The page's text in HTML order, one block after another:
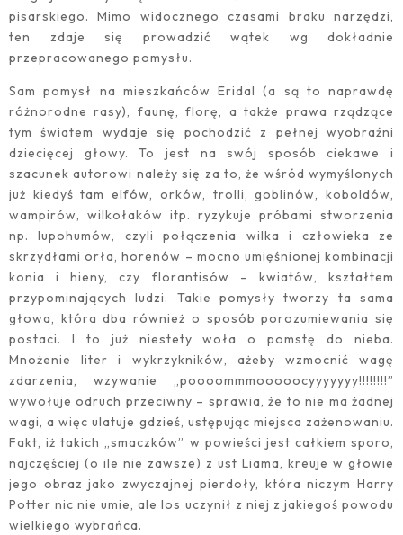
pisarskiego. Mimo widocznego czasami braku narzędzi,
ten zdaje się prowadzić wątek wg dokładnie
przepracowanego pomysłu.
Sam pomysł na mieszkańców Eridal (a są to naprawdę
różnorodne rasy), faunę, florę, a także prawa rządzące
tym światem wydaje się pochodzić z pełnej wyobraźni
dziecięcej głowy. To jest na swój sposób ciekawe i
szacunek autorowi należy się za to, że wśród wymyślonych
już kiedyś tam elfów, orków, trolli, goblinów, koboldów,
wampirów, wilkołaków itp. ryzykuje próbami stworzenia
np. lupohumów, czyli połączenia wilka i człowieka ze
skrzydłami orła, horenów – mocno umięśnionej kombinacji
konia i hieny, czy florantisów – kwiatów, kształtem
przypominających ludzi. Takie pomysły tworzy ta sama
głowa, która dba również o sposób porozumiewania się
postaci. I to już niestety woła o pomstę do nieba.
Mnożenie liter i wykrzykników, ażeby wzmocnić wagę
zdarzenia, wzywanie „poooommmooooocyyyyyyy!!!!!!!!”
wywołuje odruch przeciwny – sprawia, że to nie ma żadnej
wagi, a więc ulatuje gdzieś, ustępując miejsca zażenowaniu.
Fakt, iż takich „smaczków” w powieści jest całkiem sporo,
najczęściej (o ile nie zawsze) z ust Liama, kreuje w głowie
jego obraz jako zwyczajnej pierdoły, która niczym Harry
Potter nic nie umie, ale los uczynił z niej z jakiegoś powodu
wielkiego wybrańca.